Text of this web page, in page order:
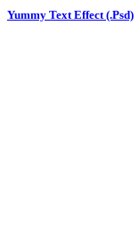
Yummy Text Effect (.Psd)